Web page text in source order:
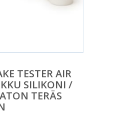
TESTER AIR
SILIKONI /
TERÄS